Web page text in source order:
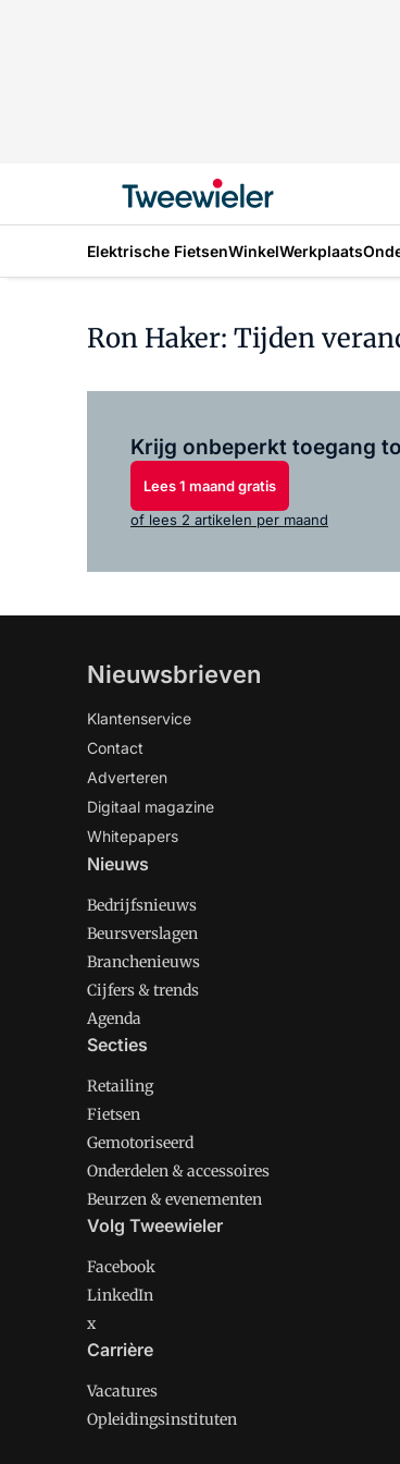
Elektrische FietsenWinkelWerkplaats
Ron Haker: Tijden
Krijg onbeperkt toegang
Lees 1 maand gratis
of lees 2 artikelen per maand
Nieuwsbrieven
Klantenservice
Contact
Adverteren
Digitaal magazine
Whitepapers
Nieuws
Bedrijfsnieuws
Beursverslagen
Branchenieuws
Cijfers & trends
Agenda
Secties
Retailing
Fietsen
Gemotoriseerd
Onderdelen & accessoires
Beurzen & evenementen
Volg Tweewieler
Facebook
LinkedIn
x
Carrière
Vacatures
Opleidingsinstituten